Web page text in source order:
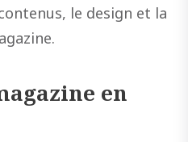
le design et la
en